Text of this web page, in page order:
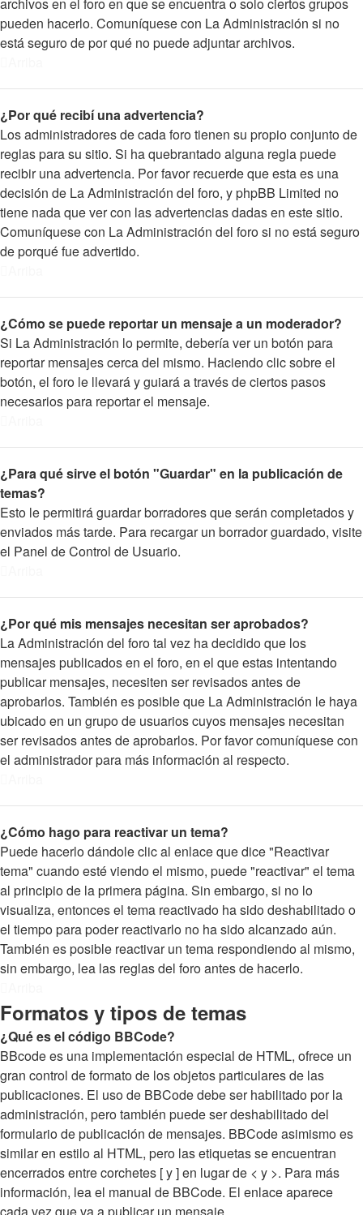
pueden hacerlo. Comuníquese con La Administración si no
está seguro de por qué no puede adjuntar archivos.
¿Por qué recibí una advertencia?
Los administradores de cada foro tienen su propio conjunto de
reglas para su sitio. Si ha quebrantado alguna regla puede
recibir una advertencia. Por favor recuerde que esta es una
decisión de La Administración del foro, y phpBB Limited no
tiene nada que ver con las advertencias dadas en este sitio.
Comuníquese con La Administración del foro si no está seguro
de porqué fue advertido.
¿Cómo se puede reportar un mensaje a un moderador?
Si La Administración lo permite, debería ver un botón para
reportar mensajes cerca del mismo. Haciendo clic sobre el
botón, el foro le llevará y guiará a través de ciertos pasos
necesarios para reportar el mensaje.
¿Para qué sirve el botón "Guardar" en la publicación de
temas?
Esto le permitirá guardar borradores que serán completados y
enviados más tarde. Para recargar un borrador guardado, visite
el Panel de Control de Usuario.
¿Por qué mis mensajes necesitan ser aprobados?
La Administración del foro tal vez ha decidido que los
mensajes publicados en el foro, en el que estas intentando
publicar mensajes, necesiten ser revisados antes de
aprobarlos. También es posible que La Administración le haya
ubicado en un grupo de usuarios cuyos mensajes necesitan
ser revisados antes de aprobarlos. Por favor comuníquese con
el administrador para más información al respecto.
¿Cómo hago para reactivar un tema?
Puede hacerlo dándole clic al enlace que dice "Reactivar
tema" cuando esté viendo el mismo, puede "reactivar" el tema
al principio de la primera página. Sin embargo, si no lo
visualiza, entonces el tema reactivado ha sido deshabilitado o
el tiempo para poder reactivarlo no ha sido alcanzado aún.
También es posible reactivar un tema respondiendo al mismo,
sin embargo, lea las reglas del foro antes de hacerlo.
Formatos y tipos de temas
¿Qué es el código BBCode?
BBcode es una implementación especial de HTML, ofrece un
gran control de formato de los objetos particulares de las
publicaciones. El uso de BBCode debe ser habilitado por la
administración, pero también puede ser deshabilitado del
formulario de publicación de mensajes. BBCode asimismo es
similar en estilo al HTML, pero las etiquetas se encuentran
encerrados entre corchetes [ y ] en lugar de < y >. Para más
información, lea el manual de BBCode. El enlace aparece